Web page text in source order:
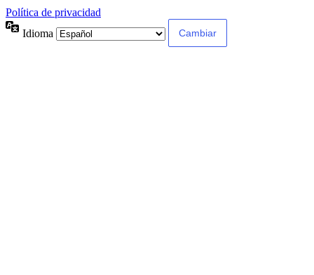
Política de privacidad
Idioma